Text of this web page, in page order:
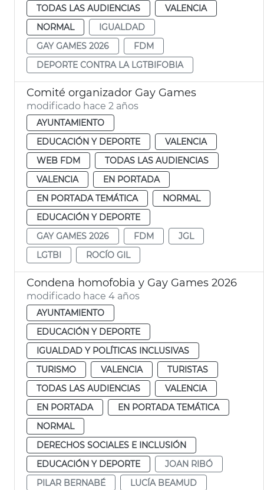
TODAS LAS AUDIENCIAS
VALENCIA
NORMAL
IGUALDAD
GAY GAMES 2026
FDM
DEPORTE CONTRA LA LGTBIFOBIA
Comité organizador Gay Games
modificado hace 2 años
AYUNTAMIENTO
EDUCACIÓN Y DEPORTE
VALENCIA
WEB FDM
TODAS LAS AUDIENCIAS
VALENCIA
EN PORTADA
EN PORTADA TEMÁTICA
NORMAL
EDUCACIÓN Y DEPORTE
GAY GAMES 2026
FDM
JGL
LGTBI
ROCÍO GIL
Condena homofobia y Gay Games 2026
modificado hace 4 años
AYUNTAMIENTO
EDUCACIÓN Y DEPORTE
IGUALDAD Y POLÍTICAS INCLUSIVAS
TURISMO
VALENCIA
TURISTAS
TODAS LAS AUDIENCIAS
VALENCIA
EN PORTADA
EN PORTADA TEMÁTICA
NORMAL
DERECHOS SOCIALES E INCLUSIÓN
EDUCACIÓN Y DEPORTE
JOAN RIBÓ
PILAR BERNABÉ
LUCÍA BEAMUD